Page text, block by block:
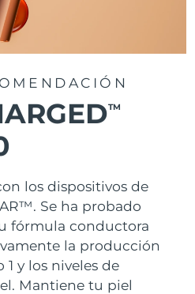
TM
los dispositivos de
Se ha probado
fórmula conductora
la producción
y los niveles de
Mantiene tu piel